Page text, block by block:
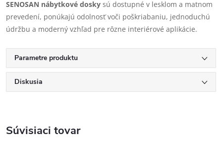
SENOSAN nábytkové dosky sú dostupné v lesklom a matnom
prevedení, ponúkajú odolnosť voči poškriabaniu, jednoduchú
údržbu a moderný vzhľad pre rôzne interiérové aplikácie.
Parametre produktu
Diskusia
Súvisiaci tovar